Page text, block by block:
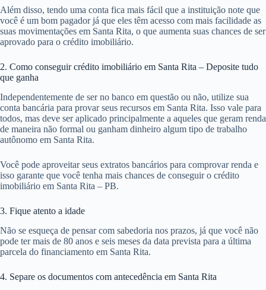
Além disso, tendo uma conta fica mais fácil que a instituição note que
você é um bom pagador já que eles têm acesso com mais facilidade as
suas movimentações em Santa Rita, o que aumenta suas chances de ser
aprovado para o crédito imobiliário.
2. Como conseguir crédito imobiliário em Santa Rita – Deposite tudo
que ganha
Independentemente de ser no banco em questão ou não, utilize sua
conta bancária para provar seus recursos em Santa Rita. Isso vale para
todos, mas deve ser aplicado principalmente a aqueles que geram renda
de maneira não formal ou ganham dinheiro algum tipo de trabalho
autônomo em Santa Rita.
Você pode aproveitar seus extratos bancários para comprovar renda e
isso garante que você tenha mais chances de conseguir o crédito
imobiliário em Santa Rita – PB.
3. Fique atento a idade
Não se esqueça de pensar com sabedoria nos prazos, já que você não
pode ter mais de 80 anos e seis meses da data prevista para a última
parcela do financiamento em Santa Rita.
4. Separe os documentos com antecedência em Santa Rita